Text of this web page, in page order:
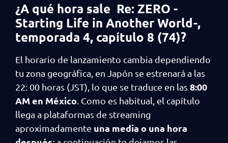
¿A qué hora sale Re: ZERO -
Starting Life in Another World-,
temporada 4, capítulo 8 (74)?
El horario de lanzamiento cambia dependiendo
tu zona geográfica, en Japón se estrenará a las
22: 00 horas (JST), lo que se traduce en las8:00
AM en México . Como es habitual, el capítulo
llega a plataformas de streaming
aproximadamente una media o una hora